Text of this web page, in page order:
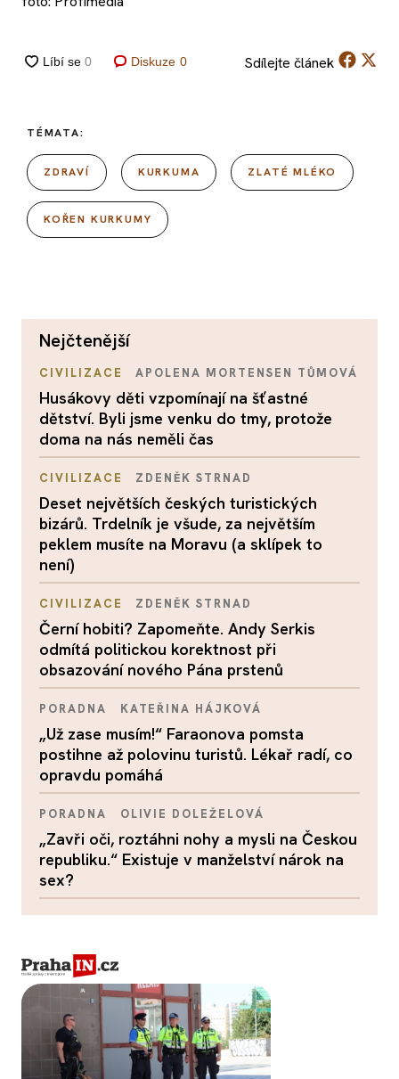
Diskuze 0 Sdílejte článek
TÉMATA:
ZDRAVÍ KURKUMA ZLATÉ MLÉKO
KOŘEN KURKUMY
nejčtenější
CIVILIZACE APOLENA MORTENSEN TŮMOVÁ
Husákovy děti vzpomínají na šťastné
dětství. Byli jsme venku do tmy, protože
doma na nás neměli čas
CIVILIZACE ZDENĚK STRNAD
Deset největších českých turistických
bizárů. Trdelník je všude, za největším
peklem musíte na Moravu (a sklípek to
není)
CIVILIZACE ZDENĚK STRNAD
Černí hobiti? Zapomeňte. Andy Serkis
odmítá politickou korektnost při
obsazování nového Pána prstenů
PORADNA KATEŘINA HÁJKOVÁ
„Už zase musím!“ Faraonova pomsta
postihne až polovinu turistů. Lékař radí, co
opravdu pomáhá
PORADNA OLIVIE DOLEŽELOVÁ
„Zavři oči, roztáhni nohy a mysli na Českou
republiku.“ Existuje v manželství nárok na
sex?